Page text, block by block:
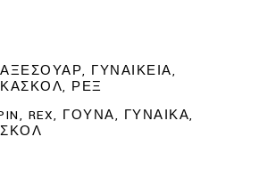
ΑΞΕΣΟΥΆΡ, ΓΥΝΑΙΚΕΊΑ,
ΚΑΣΚΌΛ, ΡΕΞ
, REX, ΓΟΎΝΑ, ΓΥΝΑΊΚΑ,